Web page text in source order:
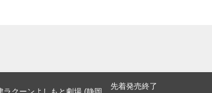
先着発売終了